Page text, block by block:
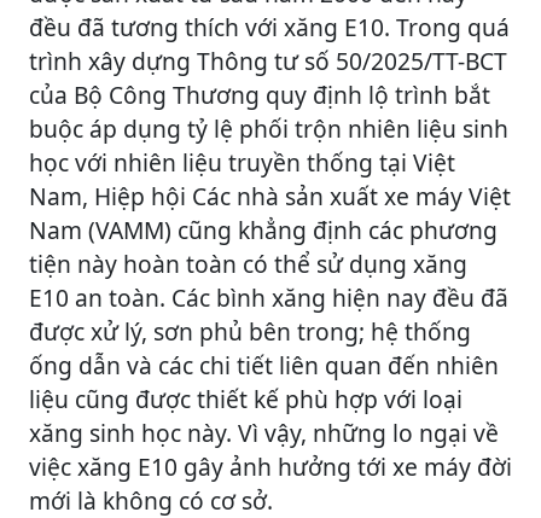
đều đã tương thích với xăng E10. Trong quá
trình xây dựng Thông tư số 50/2025/TT-BCT
của Bộ Công Thương quy định lộ trình bắt
buộc áp dụng tỷ lệ phối trộn nhiên liệu sinh
học với nhiên liệu truyền thống tại Việt
Nam, Hiệp hội Các nhà sản xuất xe máy Việt
Nam (VAMM) cũng khẳng định các phương
tiện này hoàn toàn có thể sử dụng xăng
E10 an toàn. Các bình xăng hiện nay đều đã
được xử lý, sơn phủ bên trong; hệ thống
ống dẫn và các chi tiết liên quan đến nhiên
liệu cũng được thiết kế phù hợp với loại
xăng sinh học này. Vì vậy, những lo ngại về
việc xăng E10 gây ảnh hưởng tới xe máy đời
mới là không có cơ sở.